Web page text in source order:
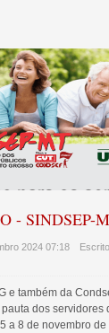
- SINDSEP-
2024 07:18
e também da
dos servidores
a 8 de novembro